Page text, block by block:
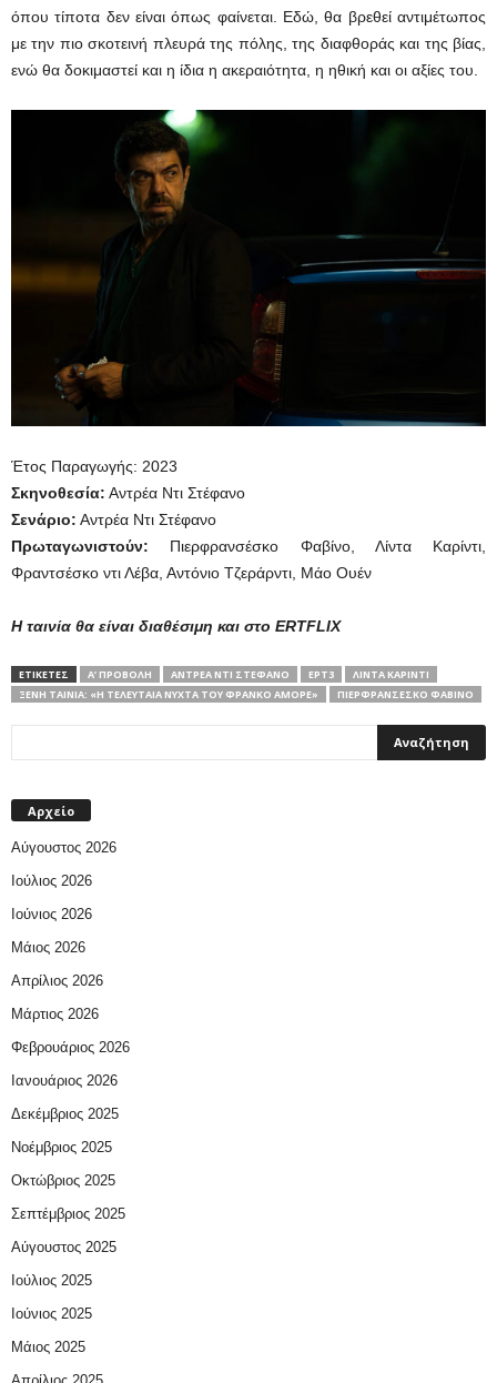
όπου τίποτα δεν είναι όπως φαίνεται. Εδώ, θα βρεθεί αντιμέτωπος
με την πιο σκοτεινή πλευρά της πόλης, της διαφθοράς και της βίας,
ενώ θα δοκιμαστεί και η ίδια η ακεραιότητα, η ηθική και οι αξίες του.
Έτος Παραγωγής: 2023
Σκηνοθεσία: Αντρέα Ντι Στέφανο
Σενάριο: Αντρέα Ντι Στέφανο
Πρωταγωνιστούν: Πιερφρανσέσκο Φαβίνο, Λίντα Καρίντι,
Φραντσέσκο ντι Λέβα, Αντόνιο Τζεράρντι, Μάο Ουέν
Η ταινία θα είναι διαθέσιμη και στο ΕRTFLIX
ΕΤΙΚΕΤΕΣ Α’ ΠΡΟΒΟΛΉ ΑΝΤΡΈΑ ΝΤΙ ΣΤΈΦΑΝΟ ΕΡΤ3
ΛΊΝΤΑ ΚΑΡΊΝΤΙ
ΞΈΝΗ ΤΑΙΝΊΑ: «Η ΤΕΛΕΥΤΑΊΑ ΝΎΧΤΑ ΤΟΥ ΦΡΆΝΚΟ ΑΜΌΡΕ»
ΠΙΕΡΦΡΑΝΣΈΣΚΟ ΦΑΒΊΝΟ
Αρχείο
Αύγουστος 2026
Ιούλιος 2026
Ιούνιος 2026
Μάιος 2026
Απρίλιος 2026
Μάρτιος 2026
Φεβρουάριος 2026
Ιανουάριος 2026
Δεκέμβριος 2025
Νοέμβριος 2025
Οκτώβριος 2025
Σεπτέμβριος 2025
Αύγουστος 2025
Ιούλιος 2025
Ιούνιος 2025
Μάιος 2025